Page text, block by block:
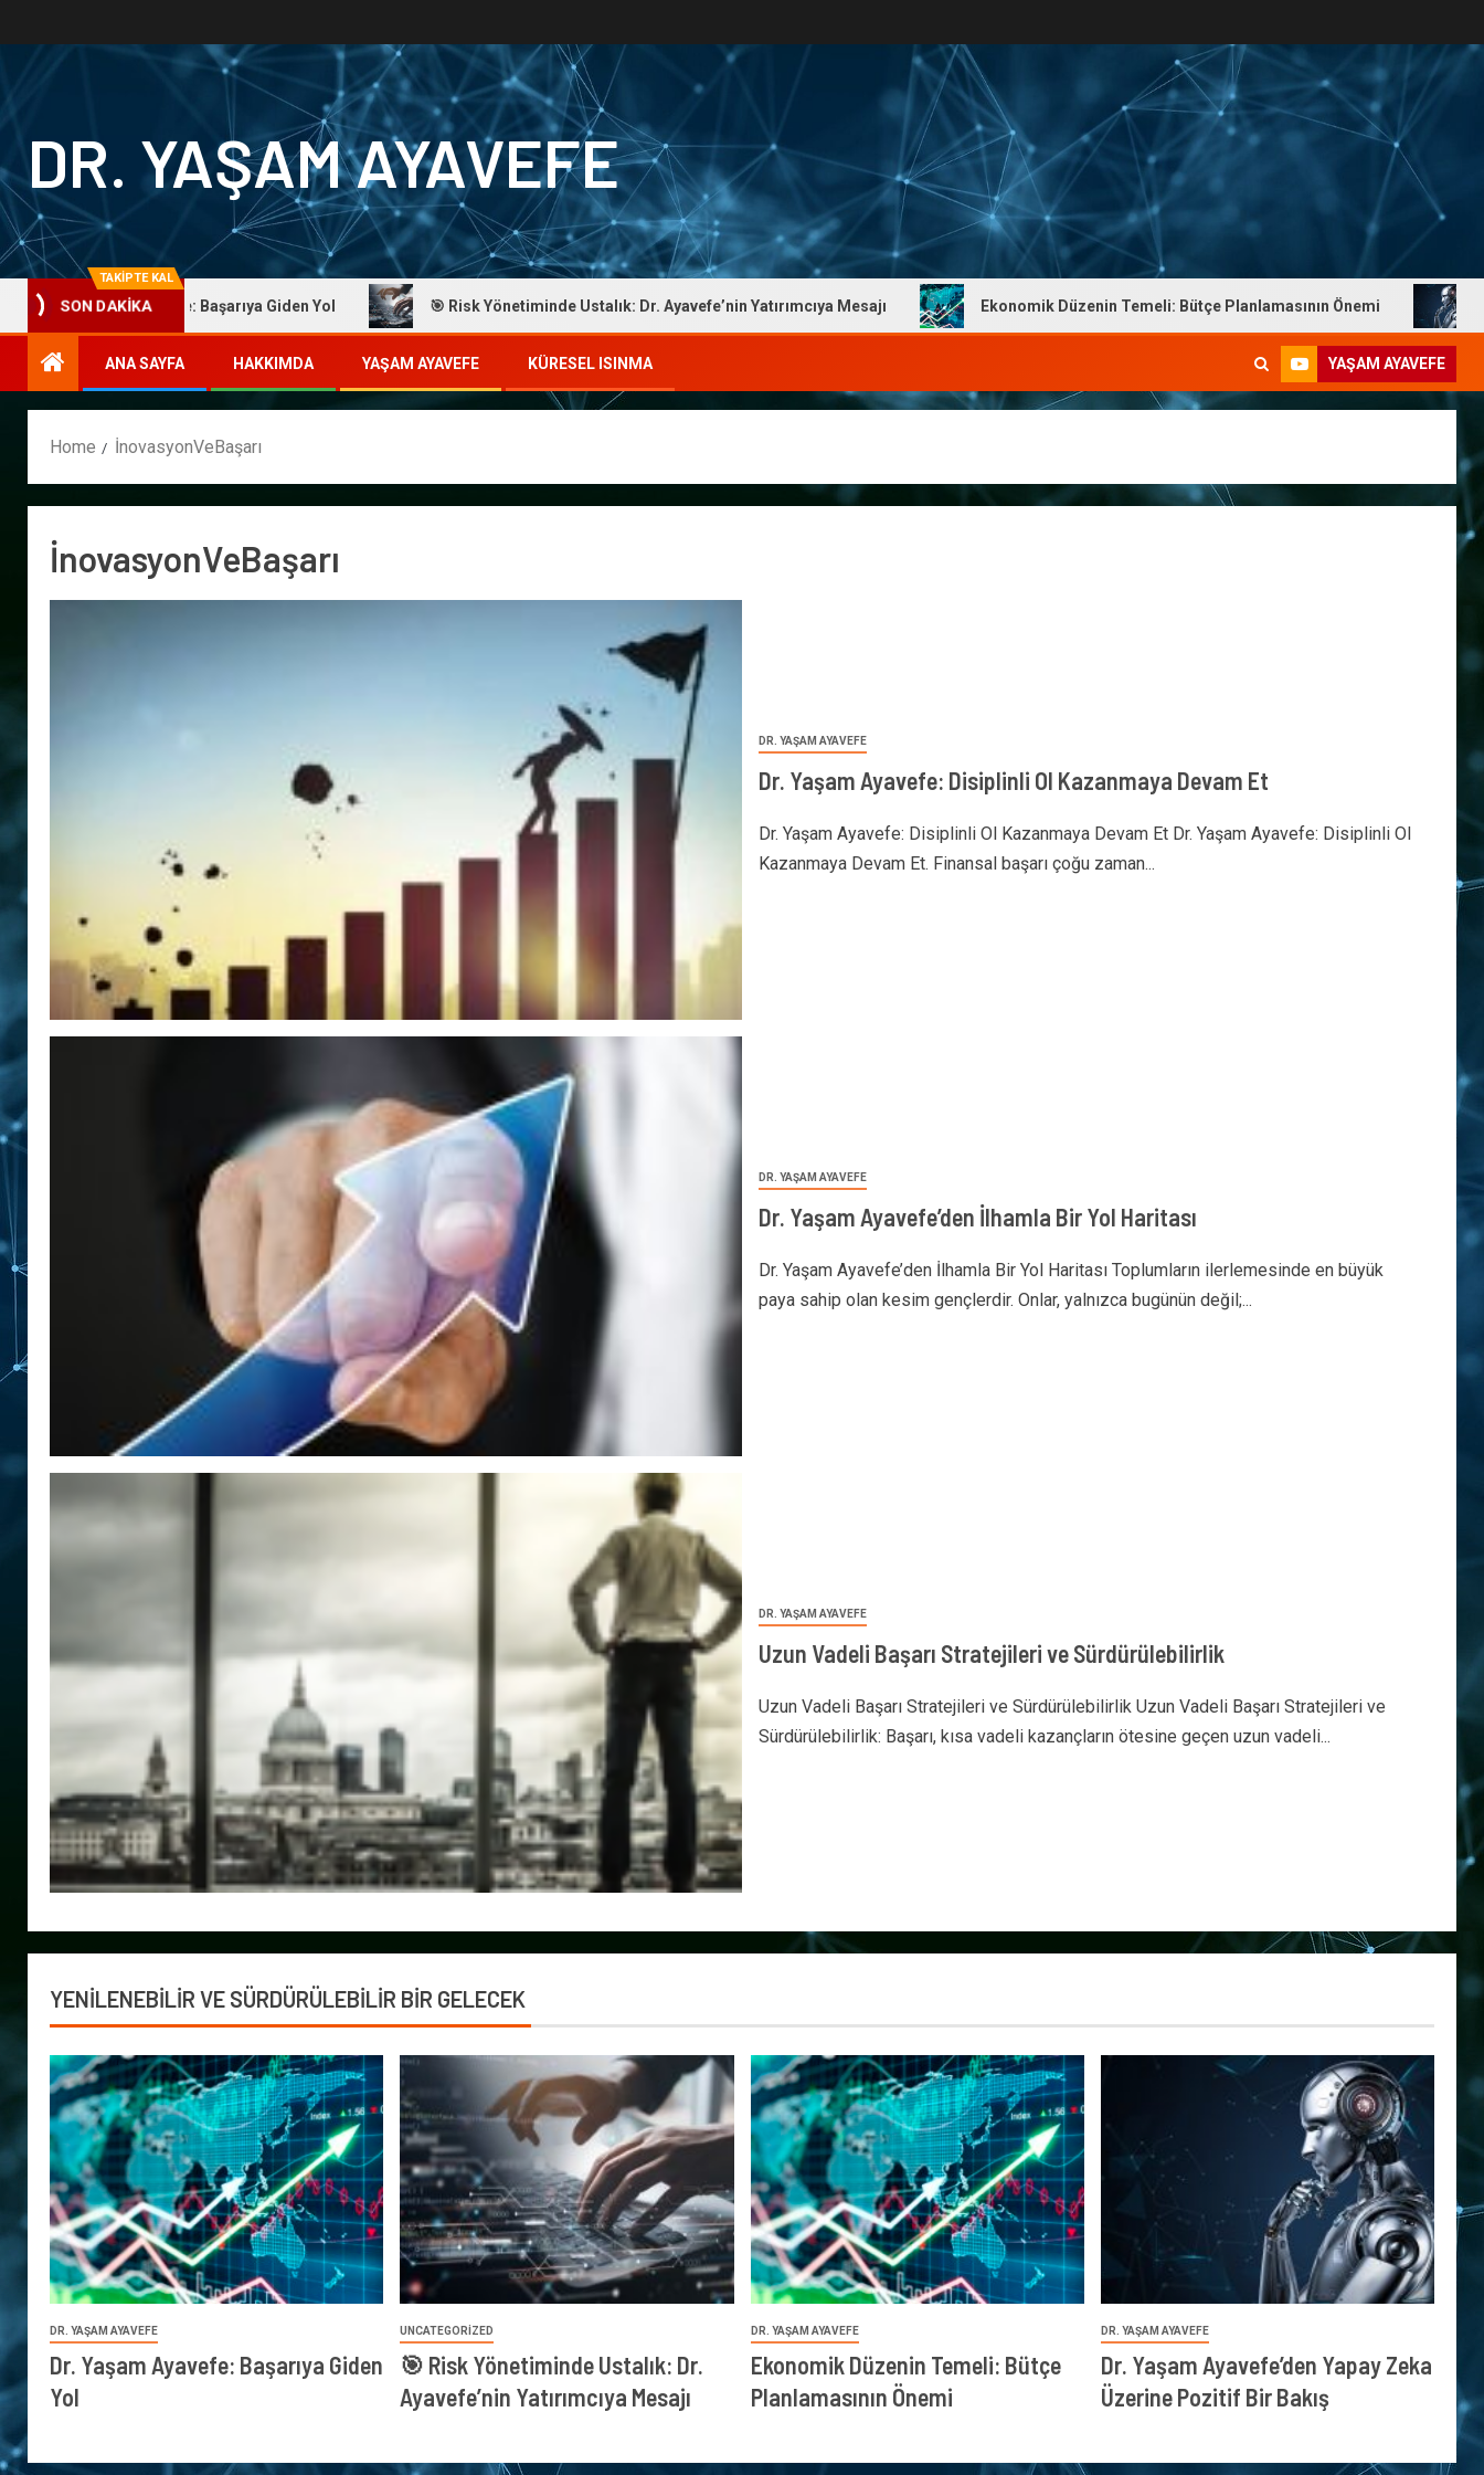
DR. YAŞAM AYAVEFE
TAKİPTE KAL
SON DAKİKA
Dr. Yaşam Ayavefe: Başarıya Giden Yol 🎯 Risk Yönetiminde Ustalık: Dr. Ayavefe’nin Yatırımcıya Mesajı Ekonomik Düzenin Temeli: Bütçe Planlamasının Önemi Dr.
ANA SAYFA HAKKIMDA YAŞAM AYAVEFE KÜRESEL ISINMA YAŞAM AYAVEFE
Home İnovasyonVeBaşarı
İnovasyonVeBaşarı
DR. YAŞAM AYAVEFE
Dr. Yaşam Ayavefe: Disiplinli Ol Kazanmaya Devam Et
Dr. Yaşam Ayavefe: Disiplinli Ol Kazanmaya Devam Et Dr. Yaşam Ayavefe: Disiplinli Ol
Kazanmaya Devam Et. Finansal başarı çoğu zaman...
DR. YAŞAM AYAVEFE
Dr. Yaşam Ayavefe’den İlhamla Bir Yol Haritası
Dr. Yaşam Ayavefe’den İlhamla Bir Yol Haritası Toplumların ilerlemesinde en büyük
paya sahip olan kesim gençlerdir. Onlar, yalnızca bugünün değil;...
DR. YAŞAM AYAVEFE
Uzun Vadeli Başarı Stratejileri ve Sürdürülebilirlik
Uzun Vadeli Başarı Stratejileri ve Sürdürülebilirlik Uzun Vadeli Başarı Stratejileri ve
Sürdürülebilirlik: Başarı, kısa vadeli kazançların ötesine geçen uzun vadeli...
YENİLENEBİLİR VE SÜRDÜRÜLEBİLİR BİR GELECEK
DR. YAŞAM AYAVEFE
Dr. Yaşam Ayavefe: Başarıya Giden
Yol
UNCATEGORIZED
🎯 Risk Yönetiminde Ustalık: Dr.
Ayavefe’nin Yatırımcıya Mesajı
DR. YAŞAM AYAVEFE
Ekonomik Düzenin Temeli: Bütçe
Planlamasının Önemi
DR. YAŞAM AYAVEFE
Dr. Yaşam Ayavefe’den Yapay Zeka
Üzerine Pozitif Bir Bakış